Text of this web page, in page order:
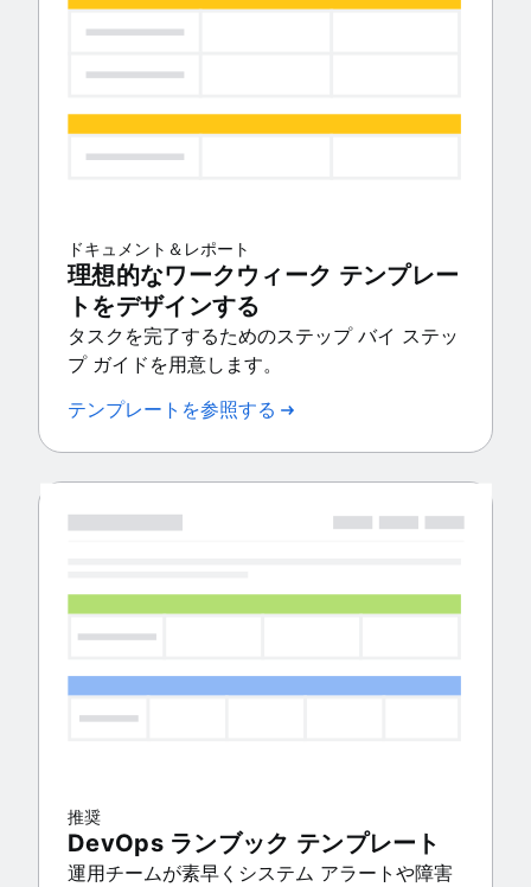
ドキュメント＆レポート
理想的なワークウィーク テンプレー
トをデザインする
タスクを完了するためのステップ バイ ステッ
プ ガイドを用意します。
テンプレートを参照する
推奨
DevOps ランブック テンプレート
運用チームが素早くシステム アラートや障害